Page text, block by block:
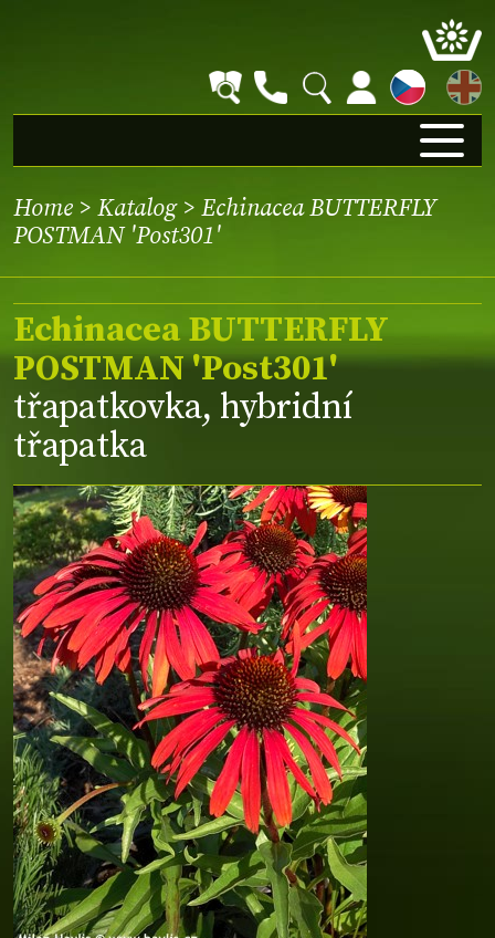
EN
Home > Katalog> Echinacea BUTTERFLY
POSTMAN 'Post301'
Echinacea BUTTERFLY
POSTMAN 'Post301'
třapatkovka, hybridní
třapatka